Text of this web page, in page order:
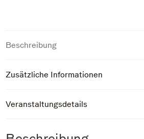
Beschreibung
Zusätzliche Informationen
Veranstaltungsdetails